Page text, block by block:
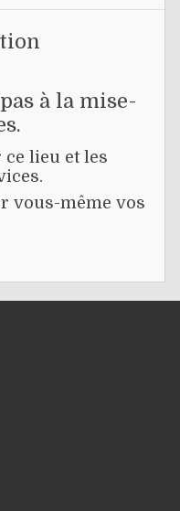
à la mise-
ce lieu et les
vous-même vos